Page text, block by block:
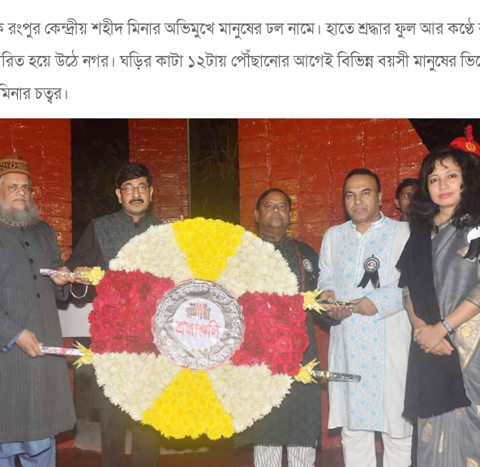
কেন্দ্রীয় শহীদ মিনার অভিমুখে মানুষের ঢল নামে। হাতে শ্রদ্ধার ফুল আর কণ্ঠে
হয়ে উঠে নগর। ঘড়ির কাটা ১২টায় পৌঁছানোর আগেই বিভিন্ন বয়সী মানুষের
চত্বর।